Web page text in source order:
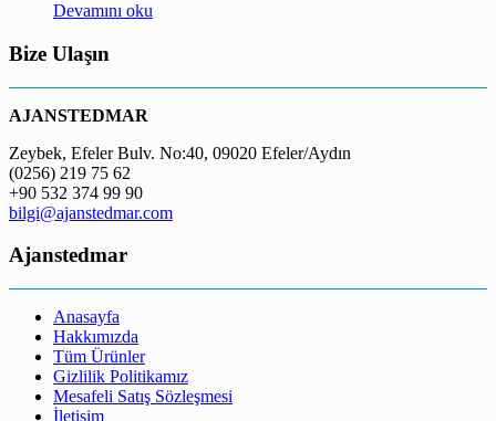
Devamını oku
Bize Ulaşın
AJANSTEDMAR
Zeybek, Efeler Bulv. No:40, 09020 Efeler/Aydın
(0256) 219 75 62
+90 532 374 99 90
bilgi@ajanstedmar.com
Ajanstedmar
Anasayfa
Hakkımızda
Tüm Ürünler
Gizlilik Politikamız
Mesafeli Satış Sözleşmesi
İletişim